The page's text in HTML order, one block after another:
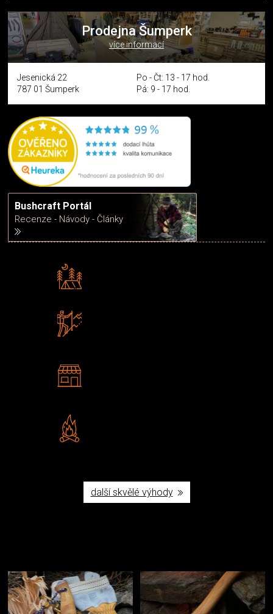
Prodejna Šumperk
více informací
Jesenická 22
787 01 Šumperk
Po - Čt: 13 - 17 hod.
Pá: 9 - 17 hod.
Bushcraft Portál
Recenze - Návody - Články
další skvělé výhody